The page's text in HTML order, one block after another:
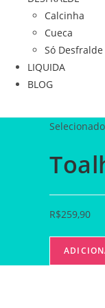
Calcinha
Cueca
Só Desfralde
LIQUIDA
BLOG
R$259,90